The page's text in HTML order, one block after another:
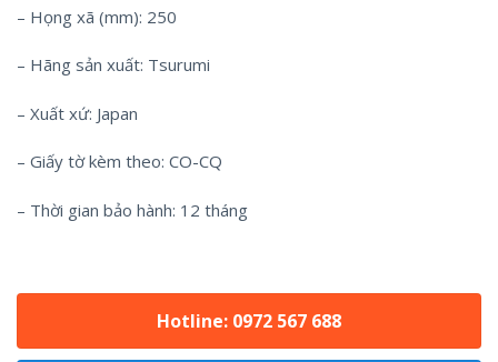
– Họng xã (mm): 250
– Hãng sản xuất: Tsurumi
– Xuất xứ: Japan
– Giấy tờ kèm theo: CO-CQ
– Thời gian bảo hành: 12 tháng
Hotline: 0972 567 688